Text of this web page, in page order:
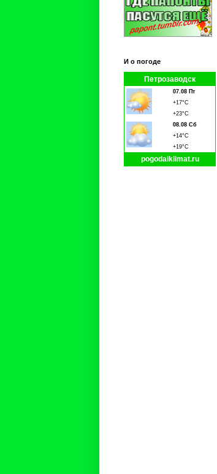
И о погоде
Петрозаводск
07.08 Пт
+17°C
+23°C
08.08 Сб
+14°C
+19°C
pogodaiklimat.ru